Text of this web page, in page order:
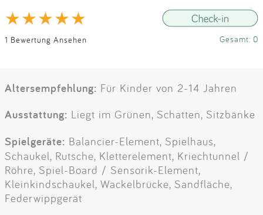
1 Bewertung Ansehen Gesamt: 0
Altersempfehlung: Für Kinder von 2-14 Jahren
Ausstattung: Liegt im Grünen, Schatten, Sitzbänke
Spielgeräte: Balancier-Element, Spielhaus,
Schaukel, Rutsche, Kletterelement, Kriechtunnel /
Röhre, Spiel-Board / Sensorik-Element,
Kleinkindschaukel, Wackelbrücke, Sandfläche,
Federwippgerät